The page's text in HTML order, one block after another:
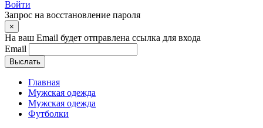
Войти
Запрос на восстановление пароля
×
На ваш Email будет отправлена ссылка для входа
Email
Выслать
Главная
Мужская одежда
Мужская одежда
Футболки